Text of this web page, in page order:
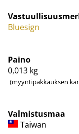
Bluesign
Paino
0,013 kg
(myyntipakkauksen
Valmistusmaa
Taiwan